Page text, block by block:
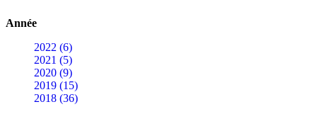
Année
2022 (6)
2021 (5)
2020 (9)
2019 (15)
2018 (36)